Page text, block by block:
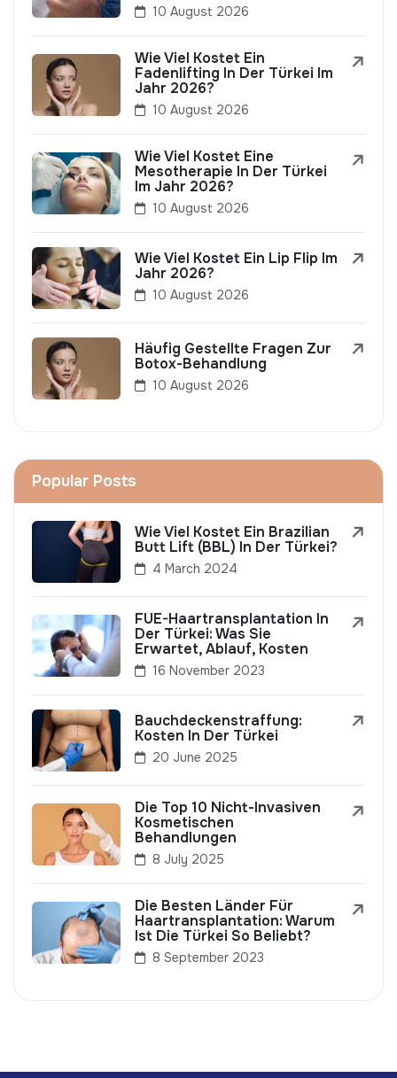
10 August 2026
Wie Viel Kostet Ein
Fadenlifting In Der Türkei Im
Jahr 2026?
10 August 2026
Wie Viel Kostet Eine
Mesotherapie In Der Türkei
Im Jahr 2026?
10 August 2026
Wie Viel Kostet Ein Lip Flip Im
Jahr 2026?
10 August 2026
Häufig Gestellte Fragen Zur
Botox-Behandlung
10 August 2026
Popular Posts
Wie Viel Kostet Ein Brazilian
Butt Lift (BBL) In Der Türkei?
4 March 2024
FUE-Haartransplantation In
Der Türkei: Was Sie
Erwartet, Ablauf, Kosten
16 November 2023
Bauchdeckenstraffung:
Kosten In Der Türkei
20 June 2025
Die Top 10 Nicht-Invasiven
Kosmetischen
Behandlungen
8 July 2025
Die Besten Länder Für
Haartransplantation: Warum
Ist Die Türkei So Beliebt?
8 September 2023